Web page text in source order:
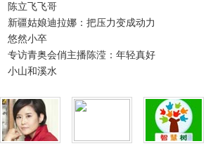
陈立飞飞哥
新疆姑娘迪拉娜：把压力变成动力
悠然小卒
专访青奥会俏主播陈滢：年轻真好
小山和溪水